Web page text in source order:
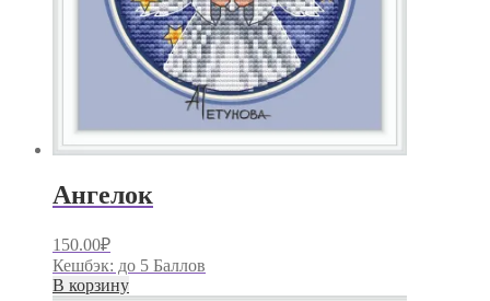
Ангелок
150.00₽
Кешбэк: до 5 Баллов
В корзину